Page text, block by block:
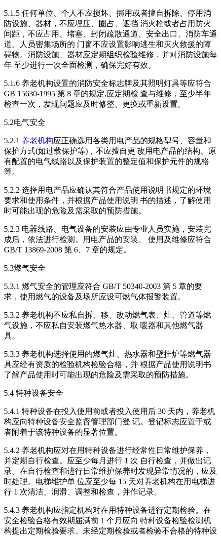
5.1.5 任何单位、个人不应损坏、挪用或者擅自拆除、停用消
防设施、器材，不应埋压、圈占、遮挡 消火栓或者占用防火
间距，不应占用、堵塞、封闭疏散通道、安全出口、消防车通
道。人员密集场所的 门窗不应设置影响逃生和灭火救援的障
碍物。消防设施、器材应定期组织检验维修，并对消防设施每
年 至少进行一次全面检测，确保完好有效。
5.1.6 养老机构设置的消防安全标志牌及其照明灯具等应符合
GB 15630-1995 第 8 章的规定,应定期检 查与维修，至少半年
检查一次，发现问题应及时修整、更换或重新设置。
5.2电气安全
5.2.1 养老机构应正确选用各类用电产品的规格型号、容量和
保护方式(如过载保护等)，不应擅自更 改用电产品的结构、原
有配置的电气线路以及保护装置的整定值和保护元件的规格
等。
5.2.2 选择用电产品应确认其符合产品使用说明书规定的环境
要求和使用条件，并根据产品使用说明 书的描述，了解使用
时可能出现的危险及需采取的预防措施。
5.2.3 电器线路、电气设备的安装应由专业人员实施，安装完
成后，依法进行检测。用电产品的安装、 使用及维修应符合
GB/T 13869-2008 第 6、7 章的规定。
5.3燃气安全
5.3.1 燃气安全的管理应符合 GB/T 50340-2003 第 5 章的要
求，使用燃气的设备及场所应设可燃气体报警装置。
5.3.2 养老机构不应私自拆、移、改动燃气表、灶、管道等燃
气设施，不应私自安装燃气热水器、取 暖器和其他燃气器
具。
5.3.3 养老机构选择使用的燃气灶、热水器和壁挂炉等燃气器
具应经有资质的检验机构检验合格，并 根据产品使用说明书
了解产品使用时可能出现的危险及需采取的预防措施。
5.4 特种设备安全
5.4.1 特种设备在投入使用前或者投入使用后 30 天内，养老机
构应向特种设备安全监督管理部门登 记。登记标志应置于或
者附着于该特种设备的显著位置。
5.4.2 养老机构应对在用特种设备进行经常性日常维护保养，
并定期自行检查。应至少每月进行 1 次 自行检查，并做出记
录。在自行检查和进行日常维护保养时发现异常情况的，应及
时处理。电梯维护单 位应至少每 15 天对养老机构在用电梯进
行 1 次清洁、润滑、调整和检查，并作记录。
5.4.3 养老机构应指定机构对在用特种设备进行定期检验。在
安全检验合格有效期届满前 1 个月应向 特种设备检验检测机
构提出定期检验要求。未经定期检验或者检验不合格的特种设